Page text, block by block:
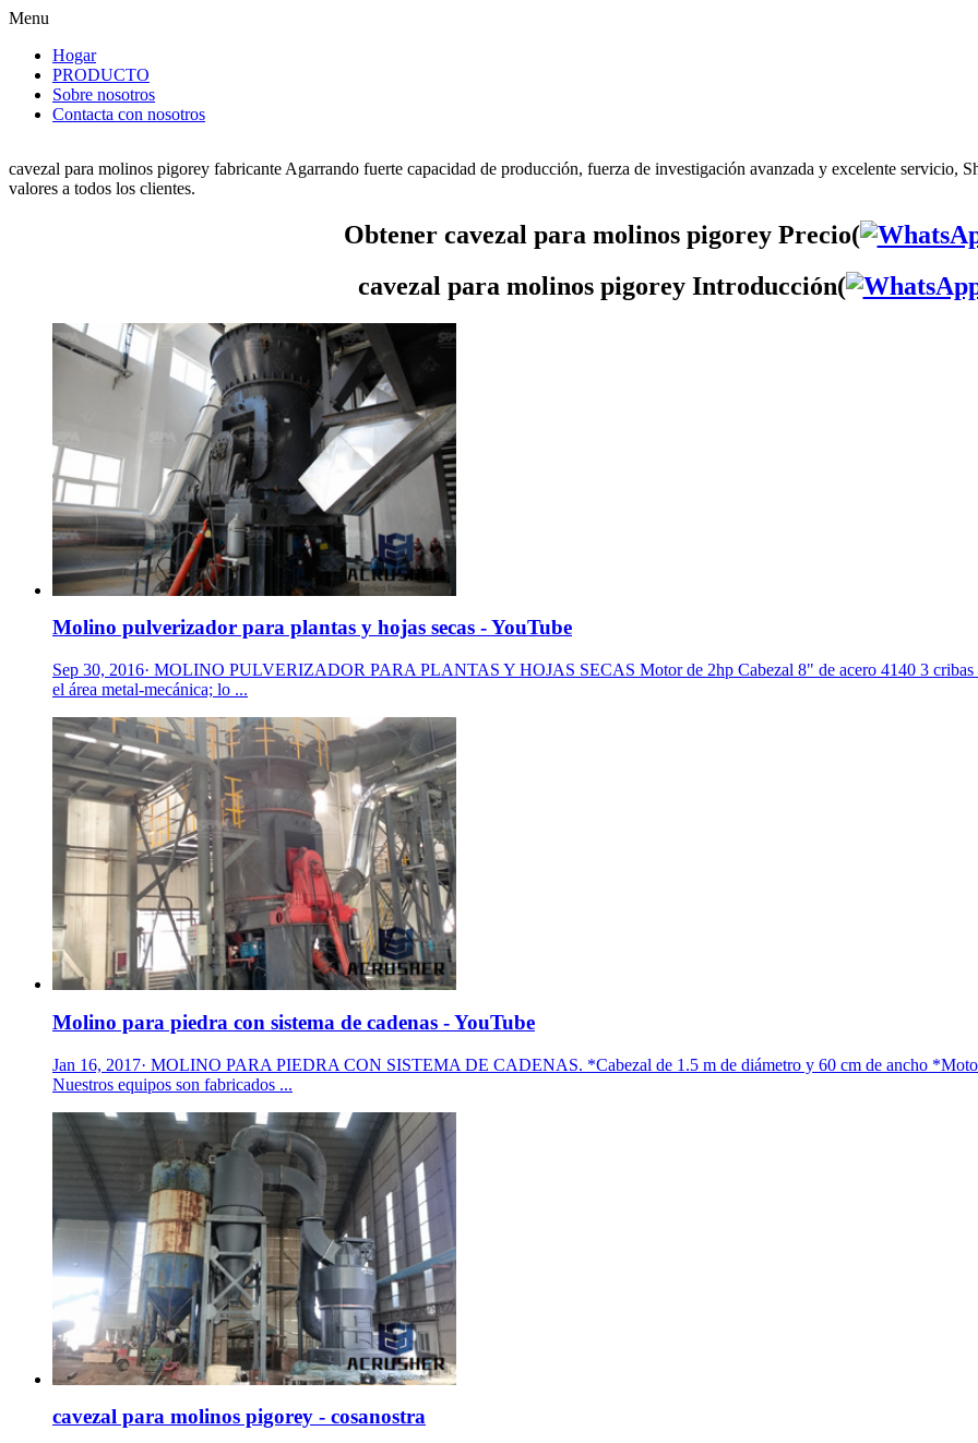
Menu
Hogar
PRODUCTO
Sobre nosotros
Contacta con nosotros
cavezal para molinos pigorey fabricante Agarrando fuerte capacidad de producción, fuerza de investigación avanzada y excelente servicio,
valores a todos los clientes.
Obtener cavezal para molinos pigorey Precio(
cavezal para molinos pigorey Introducción(
Molino pulverizador para plantas y hojas secas - YouTube
Sep 30, 2016· MOLINO PULVERIZADOR PARA PLANTAS Y HOJAS SECAS Motor de 2hp Cabezal 8" de acero 4140 3 cribas
el área metal-mecánica; lo ...
Molino para piedra con sistema de cadenas - YouTube
Jan 16, 2017· MOLINO PARA PIEDRA CON SISTEMA DE CADENAS. *Cabezal de 1.5 m de diámetro y 60 cm de ancho
Nuestros equipos son fabricados ...
cavezal para molinos pigorey - cosanostra